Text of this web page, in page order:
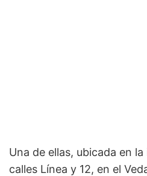
Una de ellas, ubicada en
calles Línea y 12, en el